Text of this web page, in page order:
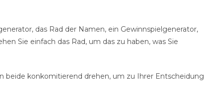
das Rad der Namen, ein Gewinnspielgenerator,
Sie einfach das Rad, um das zu haben, was Sie
beide konkomitierend drehen, um zu Ihrer Entscheidung